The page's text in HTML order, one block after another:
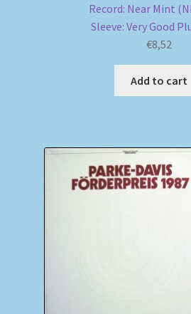
Record: Near Mint
Sleeve: Very Good
€8,52
Add to cart